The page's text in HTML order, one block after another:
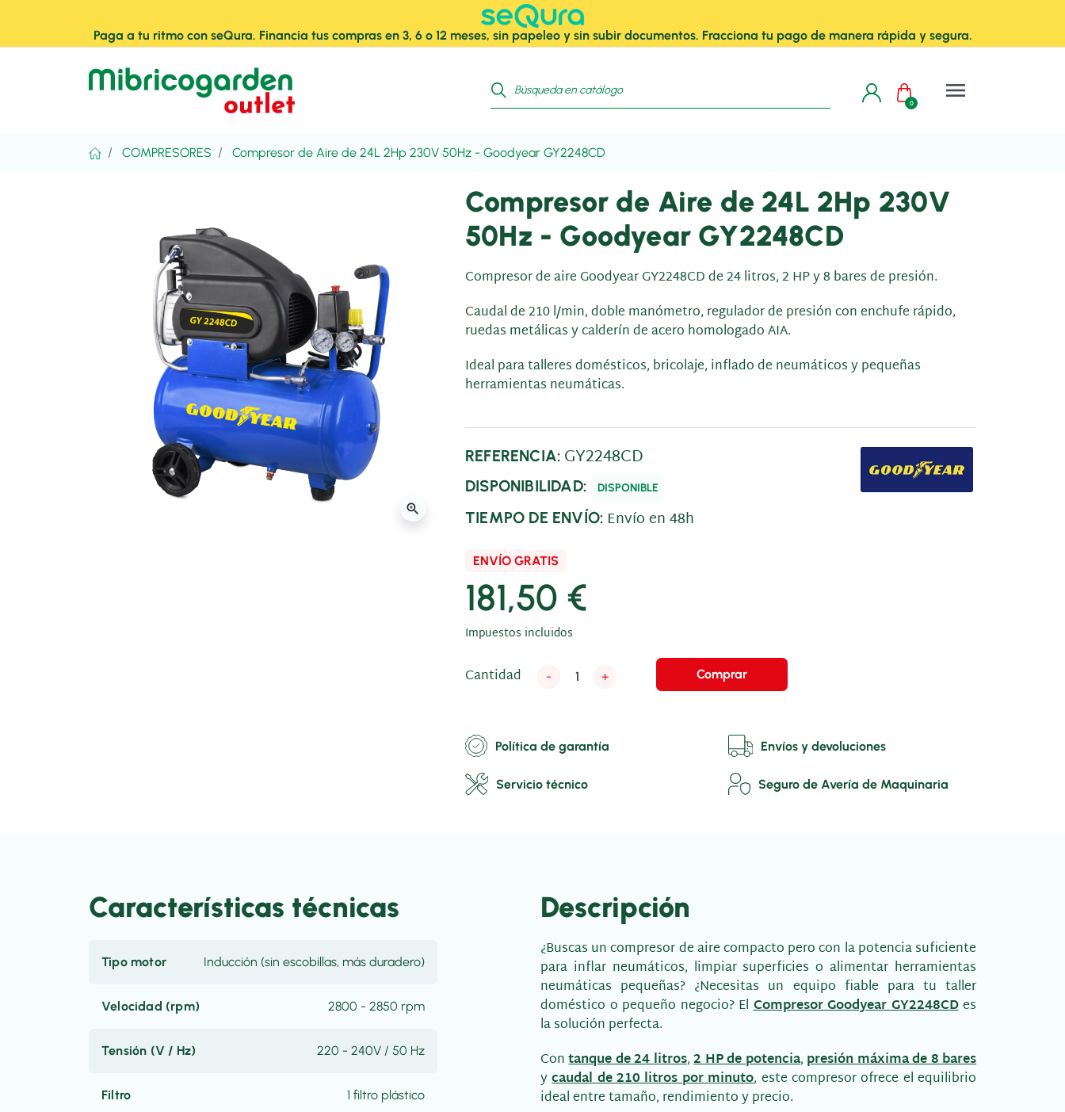
Paga a tu ritmo con seQura. Financia tus compras en 3, 6 o 12 meses, sin papeleo y sin subir documentos. Fracciona tu pago de manera rápida y segura.
menu
0
COMPRESORES Compresor de Aire de 24L 2Hp 230V 50Hz - Goodyear GY2248CD
zoom_in
Compresor de Aire de 24L 2Hp 230V
50Hz - Goodyear GY2248CD
Compresor de aire Goodyear GY2248CD de 24 litros, 2 HP y 8 bares de presión.
Caudal de 210 l/min, doble manómetro, regulador de presión con enchufe rápido,
ruedas metálicas y calderín de acero homologado AIA.
Ideal para talleres domésticos, bricolaje, inflado de neumáticos y pequeñas
herramientas neumáticas.
REFERENCIA: GY2248CD
DISPONIBILIDAD: DISPONIBLE
TIEMPO DE ENVÍO: Envío en 48h
ENVÍO GRATIS
181,50 €
Impuestos incluidos
Cantidad - + Comprar
Política de garantía Envíos y devoluciones
Servicio técnico Seguro de Avería de Maquinaria
Características técnicas
Tipo motor Inducción (sin escobillas, más duradero)
Velocidad (rpm) 2800 - 2850 rpm
Tensión (V / Hz) 220 - 240V / 50 Hz
Filtro 1 filtro plástico
Descripción
¿Buscas un compresor de aire compacto pero con la potencia suficiente
para inflar neumáticos, limpiar superficies o alimentar herramientas
neumáticas pequeñas? ¿Necesitas un equipo fiable para tu taller
doméstico o pequeño negocio? ElCompresor Goodyear GY2248CDes
la solución perfecta.
Contanque de 24 litros,2 HP de potencia, presión máxima de 8 bares
ycaudal de 210 litros por minuto, este compresor ofrece el equilibrio
ideal entre tamaño, rendimiento y precio.